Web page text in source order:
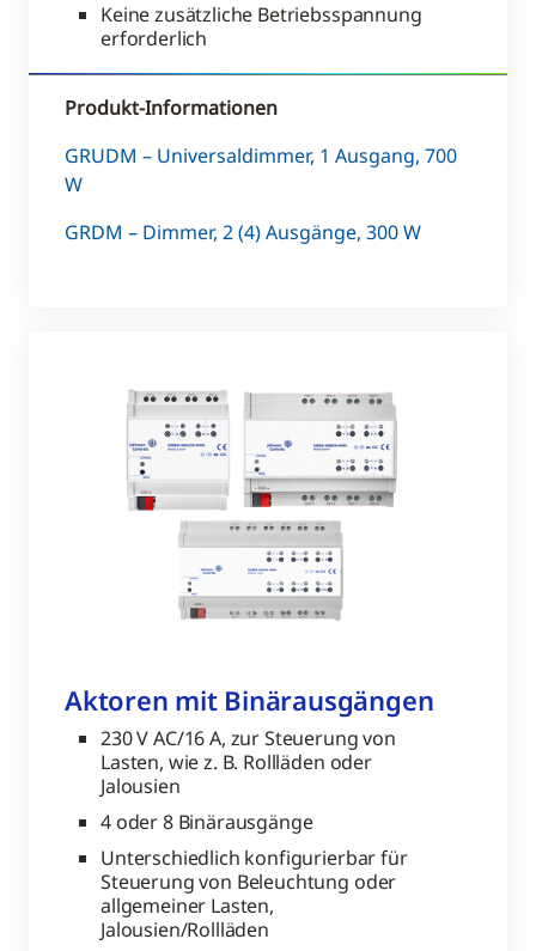
Keine zusätzliche Betriebsspannung
erforderlich
Produkt-Informationen
GRUDM – Universaldimmer, 1 Ausgang, 700
W
GRDM – Dimmer, 2 (4) Ausgänge, 300 W
Aktoren mit Binärausgängen
230 V AC/16 A, zur Steuerung von
Lasten, wie z. B. Rollläden oder
Jalousien
4 oder 8 Binärausgänge
Unterschiedlich konfigurierbar für
Steuerung von Beleuchtung oder
allgemeiner Lasten,
Jalousien/Rollläden